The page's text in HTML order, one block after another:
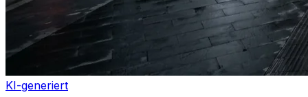
KI-generiert